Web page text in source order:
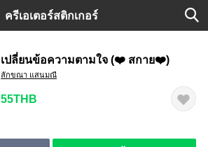
ครีเอเตอร์สติกเกอร์
เปลี่ยนข้อความตามใจ (❤️ สกาย❤️)
ลักขณา แสนมณี
55THB